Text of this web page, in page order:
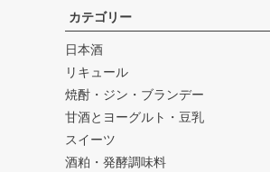
カテゴリー
日本酒
リキュール
焼酎・ジン・ブランデー
甘酒とヨーグルト・豆乳
スイーツ
酒粕・発酵調味料